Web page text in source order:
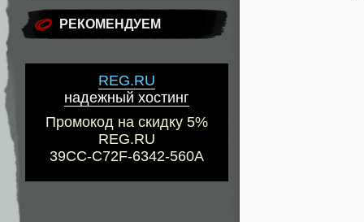
РЕКОМЕНДУЕМ
REG.RU
надежный хостинг
Промокод на скидку 5%
REG.RU
39CC-C72F-6342-560A